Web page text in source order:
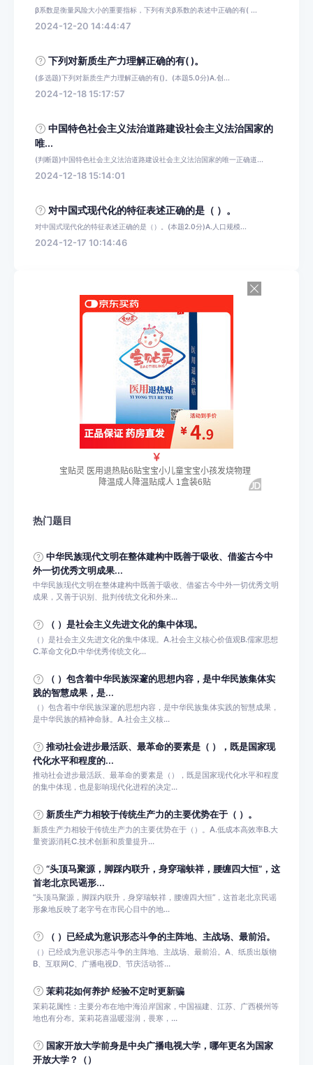
β系数是衡量风险大小的重要指标，下列有关β系数的表述中正确的有( ...
2024-12-20 14:44:47
下列对新质生产力理解正确的有( )。
(多选题)下列对新质生产力理解正确的有()。(本题5.0分)A.创...
2024-12-18 15:17:57
中国特色社会主义法治道路建设社会主义法治国家的
唯...
(判断题)中国特色社会主义法治道路建设社会主义法治国家的唯一正确道...
2024-12-18 15:14:01
对中国式现代化的特征表述正确的是（ ）。
对中国式现代化的特征表述正确的是（）。(本题2.0分)A.人口规模...
2024-12-17 10:14:46
热门题目
中华民族现代文明在整体建构中既善于吸收、借鉴古今中
外一切优秀文明成果...
中华民族现代文明在整体建构中既善于吸收、借鉴古今中外一切优秀文明
成果，又善于识别、批判传统文化和外来...
（ ）是社会主义先进文化的集中体现。
（）是社会主义先进文化的集中体现。A.社会主义核心价值观B.儒家思想
C.革命文化D.中华优秀传统文化...
（ ）包含着中华民族深邃的思想内容，是中华民族集体实
践的智慧成果，是...
（）包含着中华民族深邃的思想内容，是中华民族集体实践的智慧成果，
是中华民族的精神命脉。A.社会主义核...
推动社会进步最活跃、最革命的要素是（ ），既是国家现
代化水平和程度的...
推动社会进步最活跃、最革命的要素是（），既是国家现代化水平和程度
的集中体现，也是影响现代化进程的决定...
新质生产力相较于传统生产力的主要优势在于（ ）。
新质生产力相较于传统生产力的主要优势在于（）。A.低成本高效率B.大
量资源消耗C.技术创新和质量提升...
“头顶马聚源，脚踩内联升，身穿瑞蚨祥，腰缠四大恒”，这
首老北京民谣形...
“头顶马聚源，脚踩内联升，身穿瑞蚨祥，腰缠四大恒”，这首老北京民谣
形象地反映了老字号在市民心目中的地...
（ ）已经成为意识形态斗争的主阵地、主战场、最前沿。
（）已经成为意识形态斗争的主阵地、主战场、最前沿。A、纸质出版物
B、互联网C、广播电视D、节庆活动答...
茉莉花如何养护 经验不定时更新骗
茉莉花属性：主要分布在地中海沿岸国家，中国福建、江苏、广西横州等
地也有分布。茉莉花喜温暖湿润，畏寒，...
国家开放大学前身是中央广播电视大学，哪年更名为国家
开放大学？（）